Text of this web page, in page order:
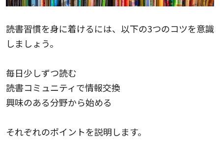
読書習慣を身に着けるには、以下の3つのコツを意識
しましょう。
毎日少しずつ読む
読書コミュニティで情報交換
興味のある分野から始める
それぞれのポイントを説明します。